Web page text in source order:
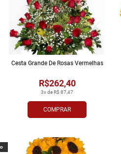
COMPRAR
3x de R$ 87,47
R$262,40
Cesta Grande De Rosas Vermelhas